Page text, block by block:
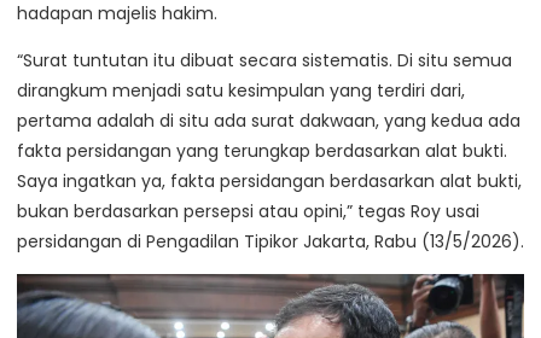
hadapan majelis hakim.
“Surat tuntutan itu dibuat secara sistematis. Di situ semua
dirangkum menjadi satu kesimpulan yang terdiri dari,
pertama adalah di situ ada surat dakwaan, yang kedua ada
fakta persidangan yang terungkap berdasarkan alat bukti.
Saya ingatkan ya, fakta persidangan berdasarkan alat bukti,
bukan berdasarkan persepsi atau opini,” tegas Roy usai
persidangan di Pengadilan Tipikor Jakarta, Rabu (13/5/2026).